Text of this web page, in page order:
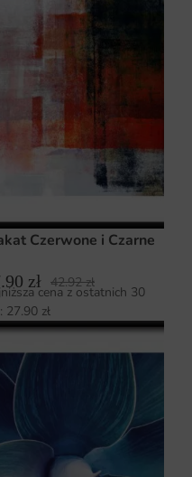
Czerwone i Czarne
zł 42.92zł
cena z ostatnich 30
27.90 zł